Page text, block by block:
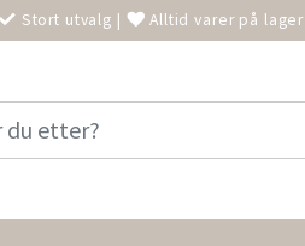
Stort utvalg | Alltid varer på lager